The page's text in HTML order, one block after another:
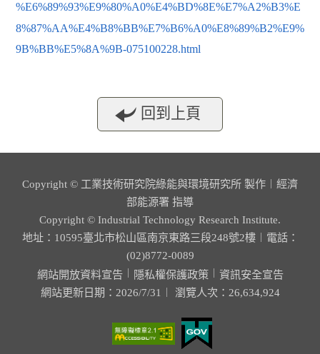
%E6%89%93%E9%80%A0%E4%BD%8E%E7%A2%B3%E
8%87%AA%E4%B8%BB%E7%B6%A0%E8%89%B2%E9%
9B%BB%E5%8A%9B-075100228.html
回到上頁
Copyright © 工業技術研究院綠能與環境研究所 製作︱經濟
部能源署 指導
Copyright © Industrial Technology Research Institute.
地址：10595臺北市松山區南京東路三段248號2樓︱電話：
(02)8772-0089
網站開放資料宣告︱ 隱私權保護政策︱ 資訊安全宣告
網站更新日期：2026/7/31︱ 瀏覽人次：26,634,924